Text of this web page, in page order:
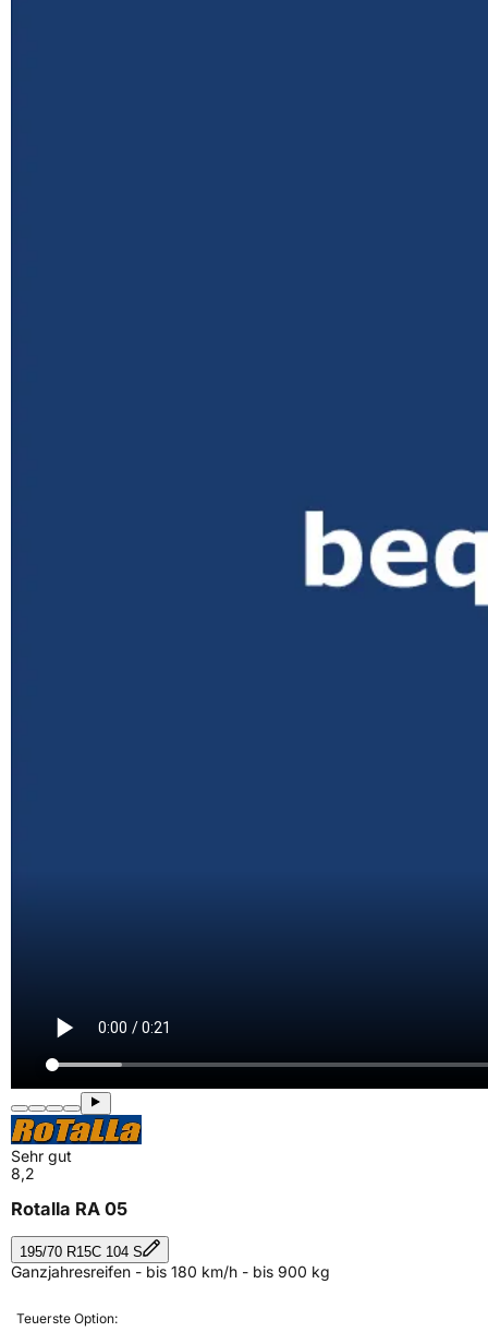
Sehr gut
8,2
Rotalla RA 05
195/70 R15C 104 S
Ganzjahresreifen - bis 180 km/h - bis 900 kg
Teuerste Option: